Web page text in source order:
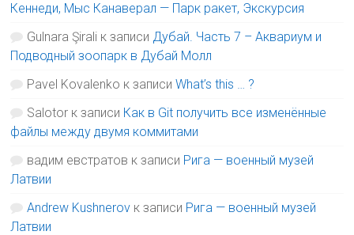
Кеннеди, Мыс Канаверал — Парк ракет, Экскурсия
Gulnara Şirali к записи Дубай. Часть 7 – Аквариум и
Подводный зоопарк в Дубай Молл
Pavel Kovalenko к записиWhat’s this … ?
Salotor к записи Как в Git получить все изменённые
файлы между двумя коммитами
вадим евстратов к записи Рига — военный музей
Латвии
Andrew Kushnerov к записи Рига — военный музей
Латвии